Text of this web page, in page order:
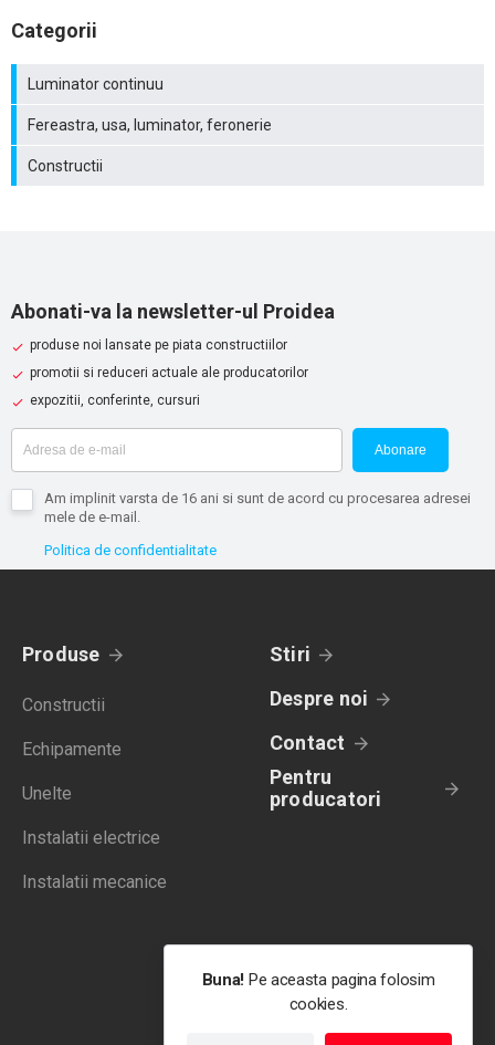
Categorii
Luminator continuu
Fereastra, usa, luminator, feronerie
Constructii
Abonati-va la newsletter-ul Proidea
produse noi lansate pe piata constructiilor
promotii si reduceri actuale ale producatorilor
expozitii, conferinte, cursuri
Abonare
Am implinit varsta de 16 ani si sunt de acord cu procesarea adresei
mele de e-mail.
Politica de confidentialitate
Produse
Constructii
Echipamente
Unelte
Instalatii electrice
Instalatii mecanice
Stiri
Despre noi
Contact
Pentru
producatori
Buna! Pe aceasta pagina folosim
cookies.